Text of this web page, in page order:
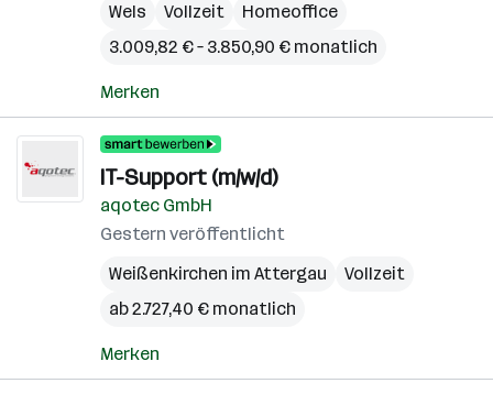
Wels
Vollzeit
Homeoffice
3.009,82 € – 3.850,90 € monatlich
Merken
IT-Support (m/w/d)
aqotec GmbH
Gestern veröffentlicht
Weißenkirchen im Attergau
Vollzeit
ab 2.727,40 € monatlich
Merken